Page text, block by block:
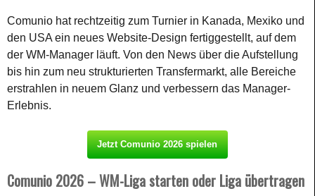
Comunio hat rechtzeitig zum Turnier in Kanada, Mexiko und
den USA ein neues Website-Design fertiggestellt, auf dem
der WM-Manager läuft. Von den News über die Aufstellung
bis hin zum neu strukturierten Transfermarkt, alle Bereiche
erstrahlen in neuem Glanz und verbessern das Manager-
Erlebnis.
Jetzt Comunio 2026 spielen
Comunio 2026 – WM-Liga starten oder Liga übertragen